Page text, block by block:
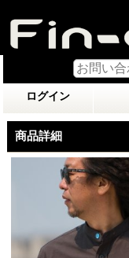
ログイン
商品詳細